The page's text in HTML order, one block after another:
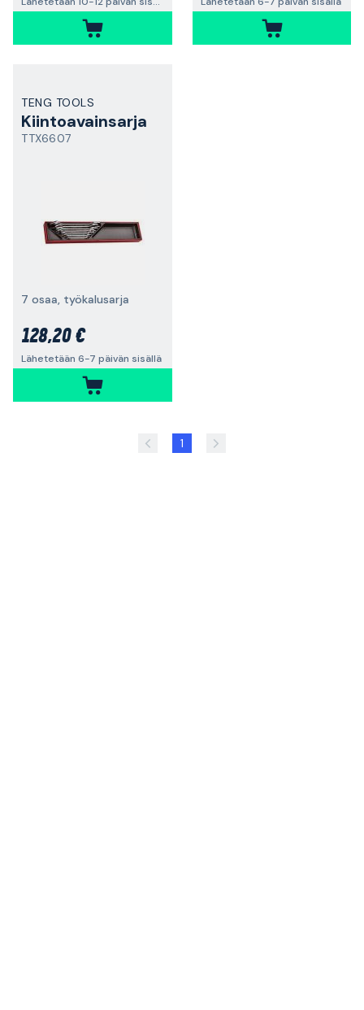
TENG TOOLS
Kiintoavainsarja
TTX6607
7 osaa, työkalusarja
128,20 €
Lähetetään 6-7 päivän sisällä
1